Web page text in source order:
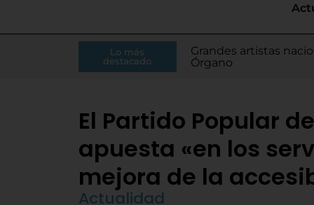
Lo más
destacado
Caja Rural de
RFEF
Villamarciel da
Grandes artistas
Órgano
Continúa la venta de
El presidente de la
Monge
Todo listo para el
Tordesillas refuerza
El Pleno de
Moisés Ramírez
para el Europeo
IU-APT plantea ocho
El Partido Popular
apuesta «en los
mejora de la
Actualidad